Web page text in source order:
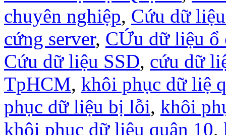
chuyên nghiệp, Cứu dữ
cứng server, CỨu dữ liệu ổ
Cứu dữ liệu SSD, cứu dữ
TpHCM, khôi phục dữ liệ
phục dữ liệu bị lỗi, khôi
khôi phục dữ liệu quận 10,